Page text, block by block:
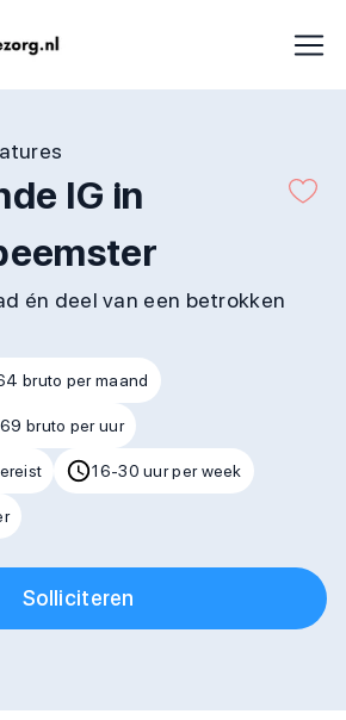
IG in
én deel van een betrokken
bruto per maand
bruto per uur
16-30 uur per week
Solliciteren